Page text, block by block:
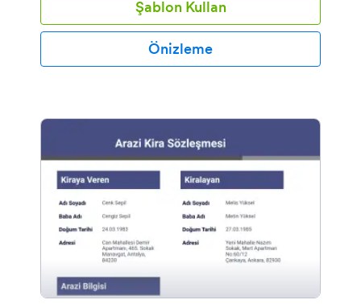
Şablon Kullan
Önizleme